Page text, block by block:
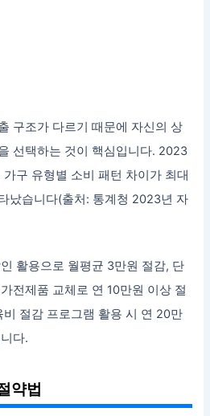
구조가 다르기 때문에 자신의 상
선택하는 것이 핵심입니다. 2023
구 유형별 소비 패턴 차이가 최대
났습니다(출처: 통계청 2023년 자
활용으로 월평균 3만원 절감, 단
전제품 교체로 연 10만원 이상 절
절감 프로그램 활용 시 연 20만
다.
약법